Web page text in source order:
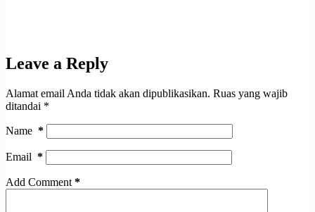
Leave a Reply
Alamat email Anda tidak akan dipublikasikan. Ruas yang wajib
ditandai *
Name *
Email *
Add Comment *